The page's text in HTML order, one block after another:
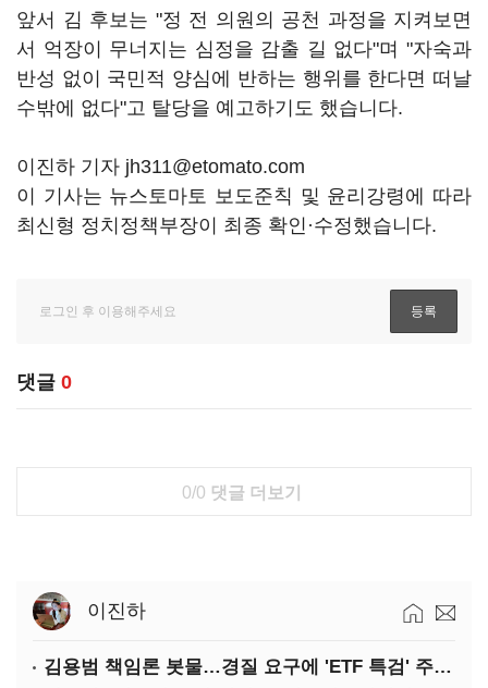
앞서 김 후보는 "정 전 의원의 공천 과정을 지켜보면
서 억장이 무너지는 심정을 감출 길 없다"며 "자숙과
반성 없이 국민적 양심에 반하는 행위를 한다면 떠날
수밖에 없다"고 탈당을 예고하기도 했습니다.
이진하 기자 jh311@etomato.com
이 기사는 뉴스토마토 보도준칙 및 윤리강령에 따라
최신형 정치정책부장이 최종 확인·수정했습니다.
댓글 0
0/0 댓글 더보기
이진하
김용범 책임론 봇물…경질 요구에 'ETF 특검' 주장까지